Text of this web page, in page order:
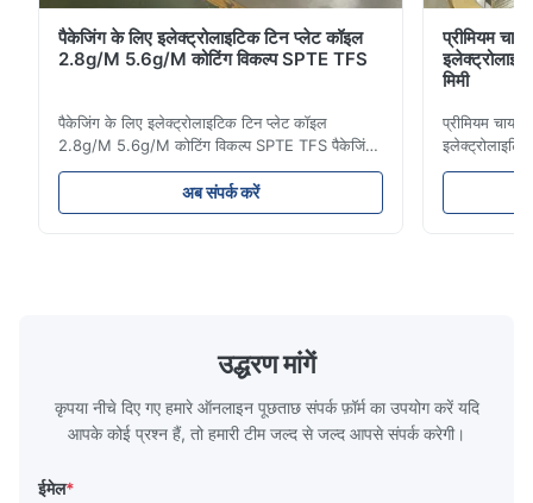
पैकेजिंग के लिए इलेक्ट्रोलाइटिक टिन प्लेट कॉइल
2.8g/M 5.6g/M कोटिंग विकल्प SPTE TFS
पैकेजिंग के लिए इलेक्ट्रोलाइटिक टिन प्लेट कॉइल
2.8g/M 5.6g/M कोटिंग विकल्प SPTE TFS पैकेजिंग
के लिए इलेक्ट्रोलाइटिक टिन प्लेट कॉइल - 2.8/2.8 और
5.6/5.6g/m कोटिंग विकल्प SPTE TFS
इलेक्ट्रोलाइटिक टिन प्लेट (ईटीपी) सुरक्षित, लंबे समय तक
अब संपर्क करें
प्रीमियम
मिमी
प्रीमियम चाय
उत्पाद का
मांग वाले
उद्धरण मांगें
कृपया नीचे दिए गए हमारे ऑनलाइन पूछताछ संपर्क फ़ॉर्म का उपयोग करें यदि
आपके कोई प्रश्न हैं, तो हमारी टीम जल्द से जल्द आपसे संपर्क करेगी।
ईमेल*